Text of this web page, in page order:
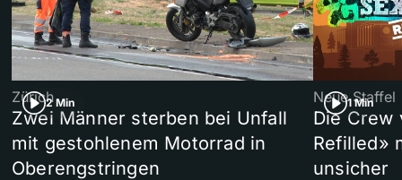
2 Min
Zürich
Zwei Männer sterben bei Unfall
mit gestohlenem Motorrad in
Oberengstringen
1 Min
Neue Staffel
Die Crew
Refilled»
unsicher